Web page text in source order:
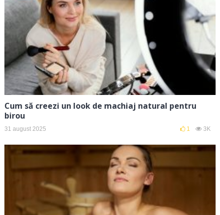
Cum să creezi un look de machiaj natural pentru
birou
31 august 2025 1 3K